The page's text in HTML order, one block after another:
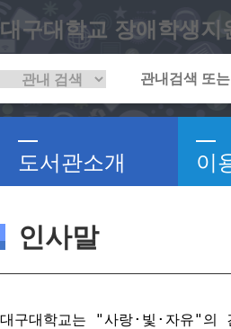
대구대학교 장애학생지
도서관소개 이
인사말
대구대학교는 "사랑·빛·자유"